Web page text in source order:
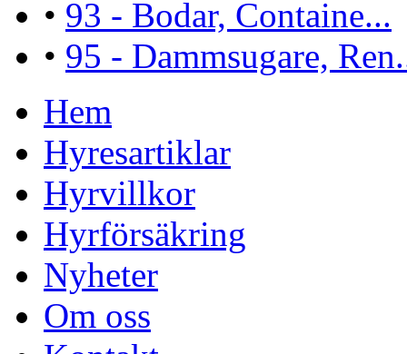
• 93 - Bodar, Containe...
• 95 - Dammsugare,
Hem
Hyresartiklar
Hyrvillkor
Hyrförsäkring
Nyheter
Om oss